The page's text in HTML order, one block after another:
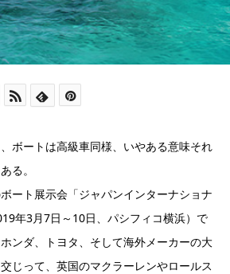
ボートは高級車同様、いやある意味それ
る。
ート展示会「ジャパンインターナショナ
年3月7日～10日、パシフィコ横浜）で
ンダ、トヨタ、そして海外メーカーの大
じって、英国のマクラーレンやロールス